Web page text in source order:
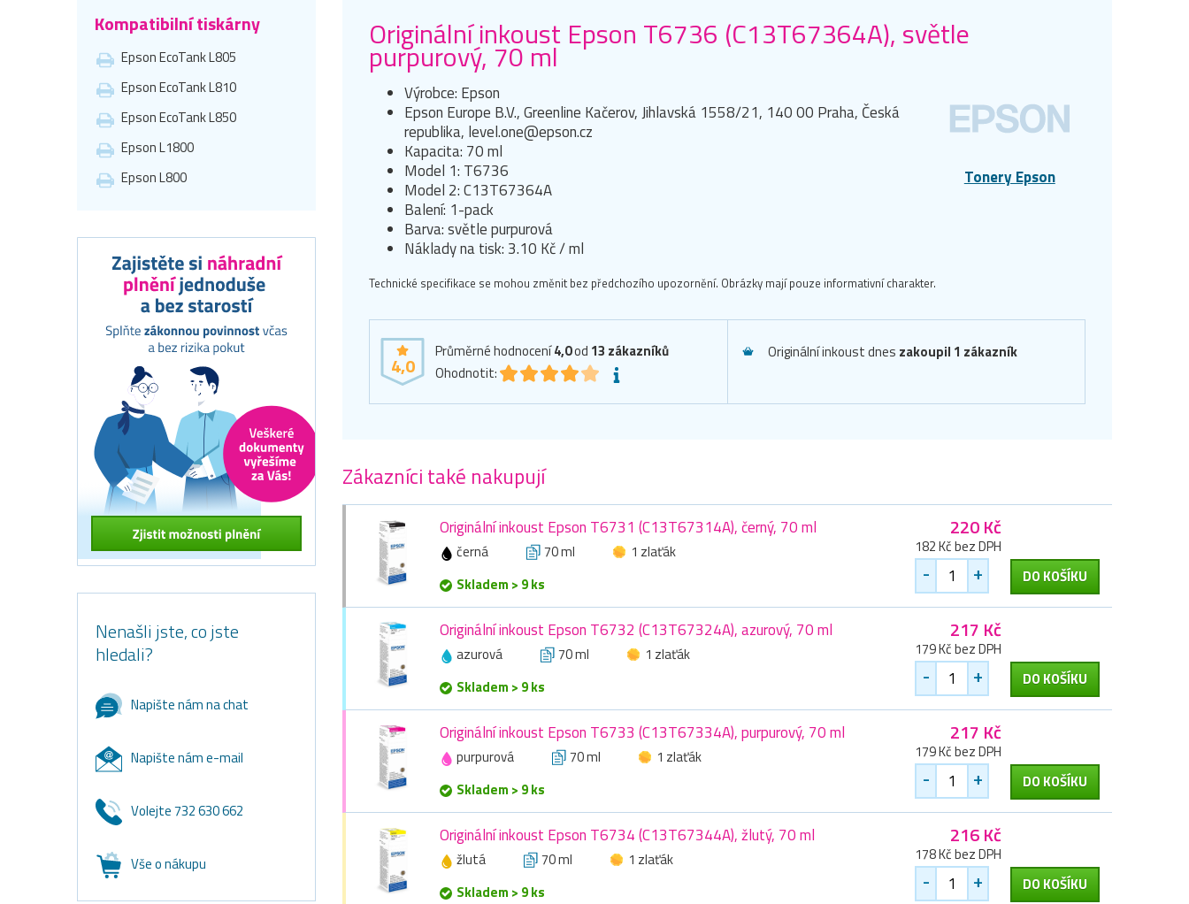
Kompatibilní tiskárny
Epson EcoTank L805
Epson EcoTank L810
Epson EcoTank L850
Epson L1800
Epson L800
Nenašli jste, co jste
hledali?
Napište nám na chat
Napište nám e-mail
Volejte 732 630 662
Vše o nákupu
Originální inkoust Epson T6736 (C13T67364A), světle
purpurový, 70 ml
Tonery Epson
Výrobce: Epson
Epson Europe B.V., Greenline Kačerov, Jihlavská 1558/21, 140 00 Praha, Česká
republika, level.one@epson.cz
Kapacita: 70 ml
Model 1: T6736
Model 2: C13T67364A
Balení: 1-pack
Barva: světle purpurová
Náklady na tisk: 3.10 Kč / ml
Technické specifikace se mohou změnit bez předchozího upozornění. Obrázky mají pouze informativní charakter.
4,0
Průměrné hodnocení4,0od 13 zákazníků
Ohodnotit:
Originální inkoust dnes zakoupil 1 zákazník
Zákazníci také nakupují
Originální inkoust Epson T6731 (C13T67314A), černý, 70 ml
černá 70 ml
1 zlaťák
Skladem > 9 ks
220 Kč
182 Kč bez DPH
- + DO KOŠÍKU
Originální inkoust Epson T6732 (C13T67324A), azurový, 70 ml
azurová 70 ml
1 zlaťák
Skladem > 9 ks
217 Kč
179 Kč bez DPH
- + DO KOŠÍKU
Originální inkoust Epson T6733 (C13T67334A), purpurový, 70 ml
purpurová 70 ml
1 zlaťák
Skladem > 9 ks
217 Kč
179 Kč bez DPH
- + DO KOŠÍKU
Originální inkoust Epson T6734 (C13T67344A), žlutý, 70 ml
žlutá 70 ml
1 zlaťák
Skladem > 9 ks
216 Kč
178 Kč bez DPH
- + DO KOŠÍKU